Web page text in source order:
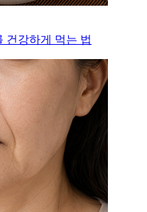
건강하게 먹는 법